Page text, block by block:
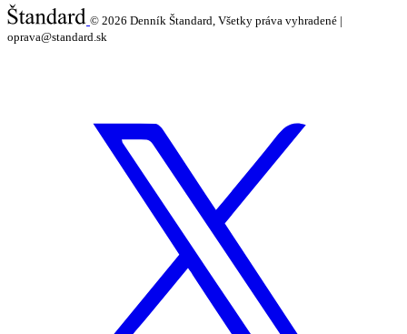
© 2026 Denník Štandard, Všetky práva vyhradené |
oprava@standard.sk